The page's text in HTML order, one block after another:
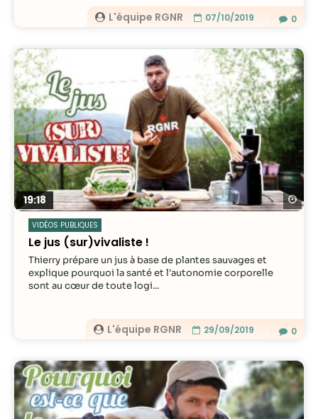
L'équipe RGNR 07/10/2019 0
19:18
VIDÉOS PUBLIQUES
Le jus (sur)vivaliste !
L'équipe RGNR 29/09/2019
Thierry prépare un jus à base de plantes sauvages et
explique pourquoi la santé et l'autonomie corporelle
sont au cœur de toute logi...
0